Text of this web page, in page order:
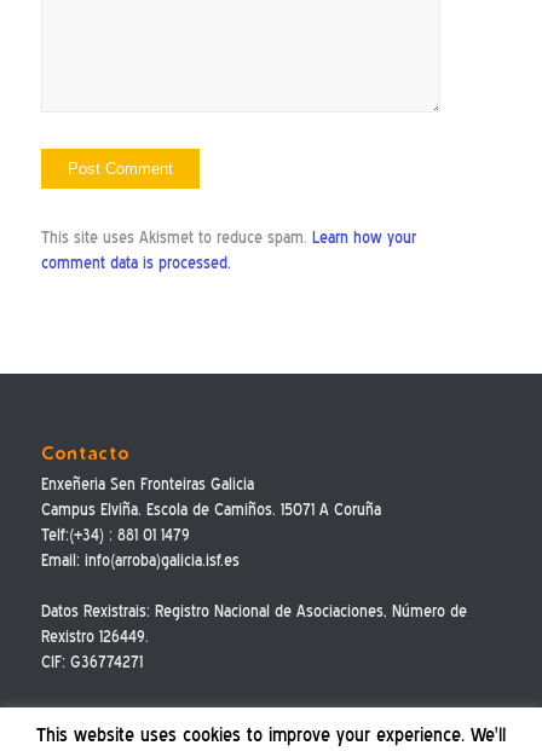
This site uses Akismet to reduce spam. Learn how your
comment data is processed.
Contacto
Enxeñeria Sen Fronteiras Galicia
Campus Elviña. Escola de Camiños. 15071 A Coruña
Telf:(+34) : 881 01 1479
Email: info(arroba)galicia.isf.es
Datos Rexistrais: Registro Nacional de Asociaciones, Número de
Rexistro 126449.
CIF: G36774271
This website uses cookies to improve your experience. We'll